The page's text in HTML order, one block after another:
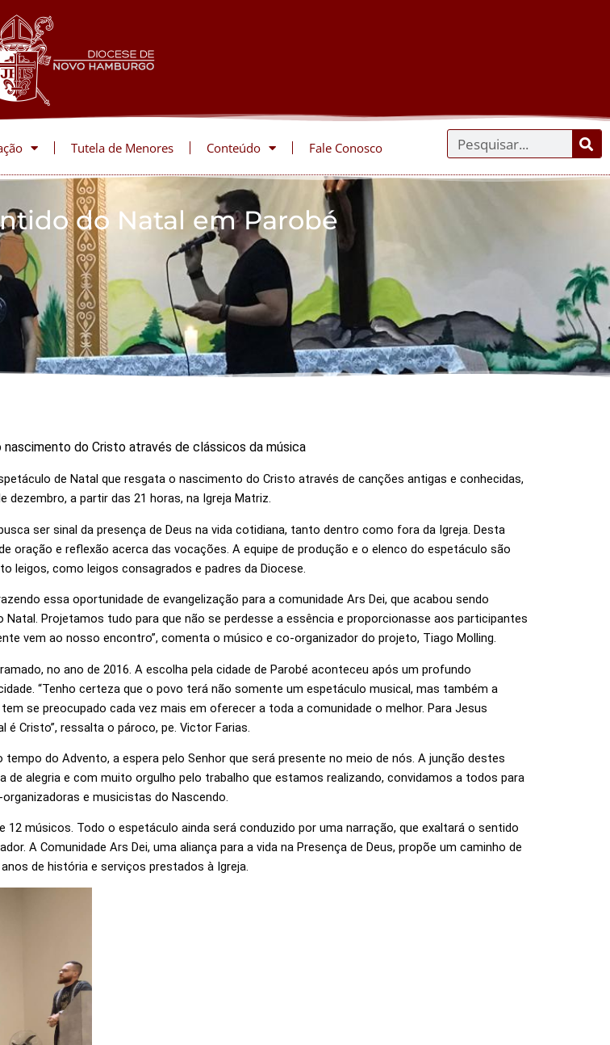
Tutela de Menores Conteúdo Fale Conosco
do Natal em Parobé
do Cristo através de clássicos da música
de Natal que resgata o nascimento do Cristo através de canções antigas e conhecidas,
dezembro, a partir das 21 horas, na Igreja Matriz.
ser sinal da presença de Deus na vida cotidiana, tanto dentro como fora da Igreja. Desta
oração e reflexão acerca das vocações. A equipe de produção e o elenco do espetáculo são
leigos, como leigos consagrados e padres da Diocese.
essa oportunidade de evangelização para a comunidade Ars Dei, que acabou sendo
Projetamos tudo para que não se perdesse a essência e proporcionasse aos participantes
vem ao nosso encontro”, comenta o músico e co-organizador do projeto, Tiago Molling.
no ano de 2016. A escolha pela cidade de Parobé aconteceu após um profundo
“Tenho certeza que o povo terá não somente um espetáculo musical, mas também a
se preocupado cada vez mais em oferecer a toda a comunidade o melhor. Para Jesus
Cristo”, ressalta o pároco, pe. Victor Farias.
do Advento, a espera pelo Senhor que será presente no meio de nós. A junção destes
alegria e com muito orgulho pelo trabalho que estamos realizando, convidamos a todos para
e musicistas do Nascendo.
músicos. Todo o espetáculo ainda será conduzido por uma narração, que exaltará o sentido
A Comunidade Ars Dei, uma aliança para a vida na Presença de Deus, propõe um caminho de
de história e serviços prestados à Igreja.